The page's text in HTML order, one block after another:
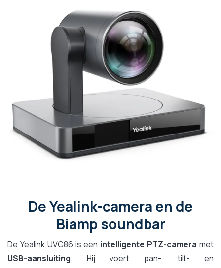
De Yealink-camera en de
Biamp soundbar
De Yealink UVC86 is een intelligente PTZ-camera met
USB-aansluiting. Hij voert pan-, tilt- en